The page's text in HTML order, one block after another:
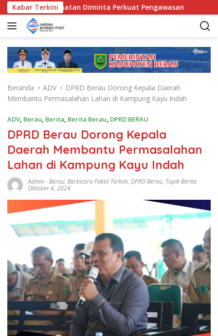
a
Kabar Terkini
Kecamatan Diminta Perkuat Pengawasan
Beranda ADV
DPRD Berau Dorong Kepala Daerah
Membantu Permasalahan Lahan di Kampung Kayu Indah
ADV, Berau, Berita, Berita Berau, DPRD BERAU
DPRD Berau Dorong Kepala
Daerah Membantu Permasalahan
Lahan di Kampung Kayu Indah
Admin-Berau, Berbicara Fakta Terkini, DPRD Berau, Topik Berita
Oktober 4, 2024